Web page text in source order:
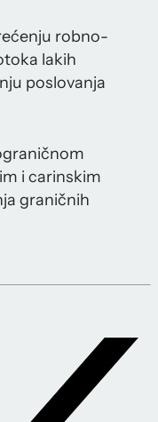
robno-
lakih
poslovanja
i carinskim
graničnih